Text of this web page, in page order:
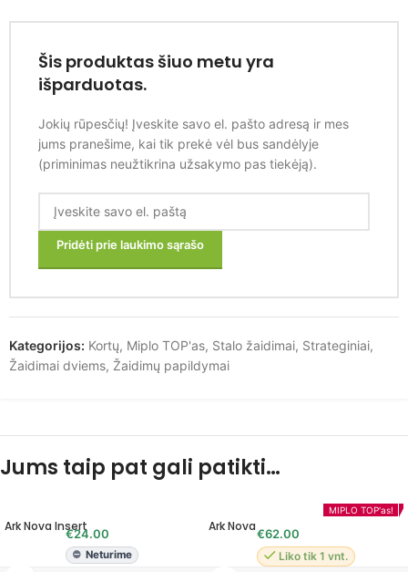
Šis produktas šiuo metu yra
išparduotas.
Jokių rūpesčių! Įveskite savo el. pašto adresą ir mes
jums pranešime, kai tik prekė vėl bus sandėlyje
(priminimas neužtikrina užsakymo pas tiekėją).
Pridėti prie laukimo sąrašo
Kategorijos: Kortų, Miplo TOP'as, Stalo žaidimai, Strateginiai,
Žaidimai dviems, Žaidimų papildymai
Jums taip pat gali patikti…
Ark Nova Insert
€24.00
Neturime
MIPLO TOP'as!
Ark Nova€62.00
Liko tik 1 vnt.